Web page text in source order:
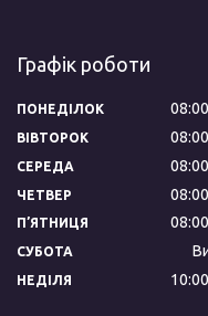
Графік роботи
ПОНЕДІЛОК 08:00
ВІВТОРОК 08:00
СЕРЕДА 08:00
ЧЕТВЕР 08:00
ПʼЯТНИЦЯ 08:00
СУБОТА
НЕДІЛЯ 10:00